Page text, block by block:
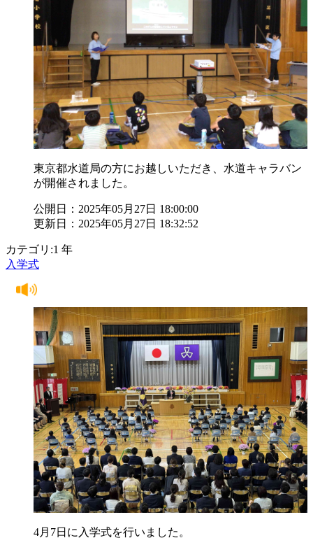
東京都水道局の方にお越しいただき、水道キャラバン
が開催されました。
公開日：2025年05月27日 18:00:00
更新日：2025年05月27日 18:32:52
カテゴリ:1 年
入学式
4月7日に入学式を行いました。